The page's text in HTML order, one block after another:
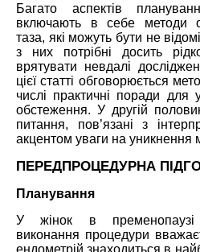
Багато аспектів
включають в себе методи
таза, які можуть бути не
з них потрібні досить
врятувати невдалі
цієї статті обговорюється
числі практичні поради для
обстеження. У другій
питання, пов’язані з
акцентом уваги на
ПЕРЕДПРОЦЕДУРНА
Планування
У жінок в
виконання процедури
ендометрій знаходиться в